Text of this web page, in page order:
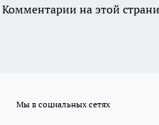
Комментарии на этой
Мы в социальных сетях